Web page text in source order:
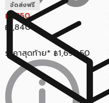
จัดส่งฟรี
฿ 1,750
฿ 1,840
ราคาสุดท้าย* ฿1,697.50